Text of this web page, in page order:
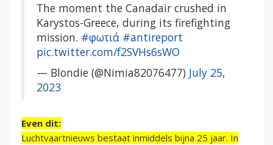
The moment the Canadair crushed in
Karystos-Greece, during its firefighting
mission. #φωτιά #antireport
pic.twitter.com/f2SVHs6sWO
— Blondie (@Nimia82076477) July 25,
2023
Even dit:
Luchtvaartnieuws bestaat inmiddels bijna 25 jaar. In